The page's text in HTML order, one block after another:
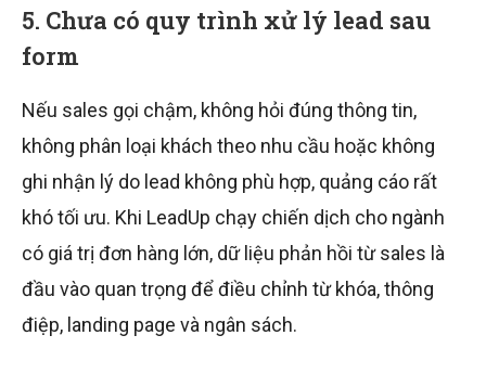
5. Chưa có quy trình xử lý lead sau
form
Nếu sales gọi chậm, không hỏi đúng thông tin,
không phân loại khách theo nhu cầu hoặc không
ghi nhận lý do lead không phù hợp, quảng cáo rất
khó tối ưu. Khi LeadUp chạy chiến dịch cho ngành
có giá trị đơn hàng lớn, dữ liệu phản hồi từ sales là
đầu vào quan trọng để điều chỉnh từ khóa, thông
điệp, landing page và ngân sách.